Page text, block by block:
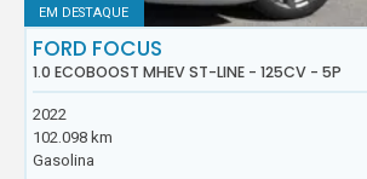
EM DESTAQUE
FORD FOCUS
1.0 ECOBOOST MHEV ST-LINE - 125CV - 5P
2022
102.098 km
Gasolina